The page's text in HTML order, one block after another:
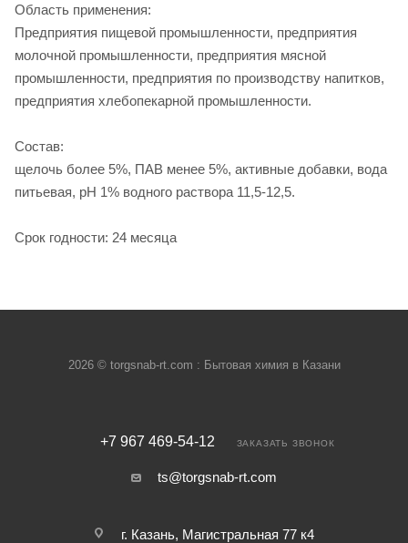
Область применения:
Предприятия пищевой промышленности, предприятия
молочной промышленности, предприятия мясной
промышленности, предприятия по производству напитков,
предприятия хлебопекарной промышленности.
Состав:
щелочь более 5%, ПАВ менее 5%, активные добавки, вода
питьевая, рН 1% водного раствора 11,5-12,5.
Срок годности: 24 месяца
2026 © torgsnab-rt.com : Бытовая химия в Казани
+7 967 469-54-12 ЗАКАЗАТЬ ЗВОНОК
ts@torgsnab-rt.com
г. Казань, Магистральная 77 к4